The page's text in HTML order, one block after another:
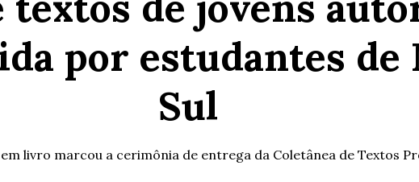
por estudantes de
Sul
livro marcou a cerimônia de entrega da Coletânea de Textos